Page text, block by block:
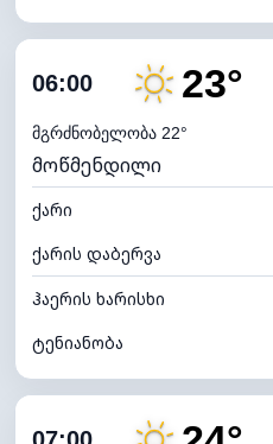
ღრუბლიანობა
ნამის წერტილი
ხილვადობა
განათების ინდექსი
ღრუბლის სიმაღლე
06:00 23°
მგრძნობელობა 22°
მოწმენდილი
ქარი
ქარის დაბერვა
ჰაერის ხარისხი
ტენიანობა
ღრუბლიანობა